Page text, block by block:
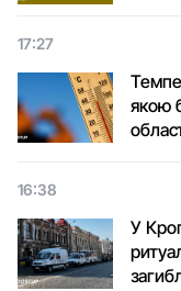
17:27
якою
16:38
У